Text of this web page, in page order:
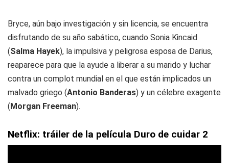
Bryce, aún bajo investigación y sin licencia, se encuentra
disfrutando de su año sabático, cuando Sonia Kincaid
(Salma Hayek), la impulsiva y peligrosa esposa de Darius,
reaparece para que la ayude a liberar a su marido y luchar
contra un complot mundial en el que están implicados un
malvado griego (Antonio Banderas) y un célebre exagente
(Morgan Freeman).
Netflix: tráiler de la película Duro de cuidar 2